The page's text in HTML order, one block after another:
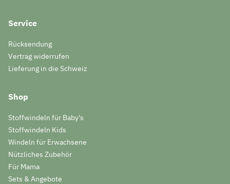
Service
Rücksendung
Vertrag widerrufen
Lieferung in die Schweiz
Shop
Stoffwindeln für Baby's
Stoffwindeln Kids
Windeln für Erwachsene
Nützliches Zubehör
Für Mama
Sets & Angebote